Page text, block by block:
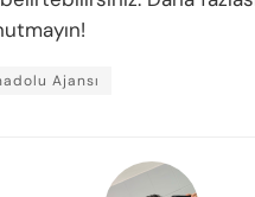
Ajansı